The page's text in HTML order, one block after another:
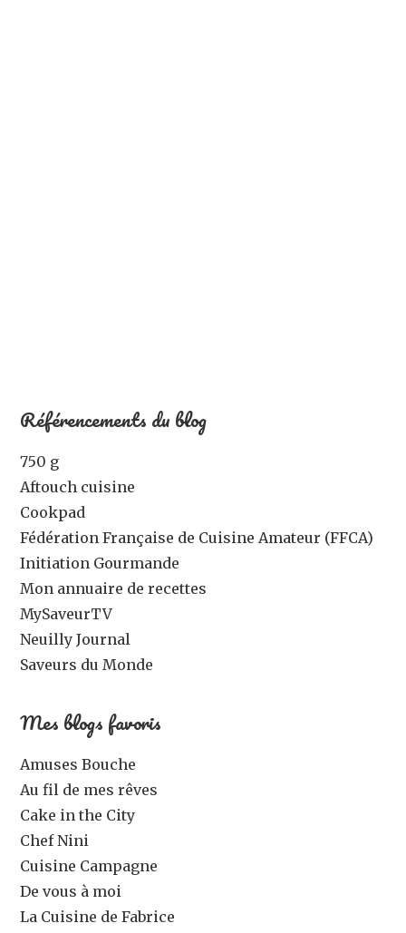
Référencements du blog
750 g
Aftouch cuisine
Cookpad
Fédération Française de Cuisine Amateur (FFCA)
Initiation Gourmande
Mon annuaire de recettes
MySaveurTV
Neuilly Journal
Saveurs du Monde
Mes blogs favoris
Amuses Bouche
Au fil de mes rêves
Cake in the City
Chef Nini
Cuisine Campagne
De vous à moi
La Cuisine de Fabrice